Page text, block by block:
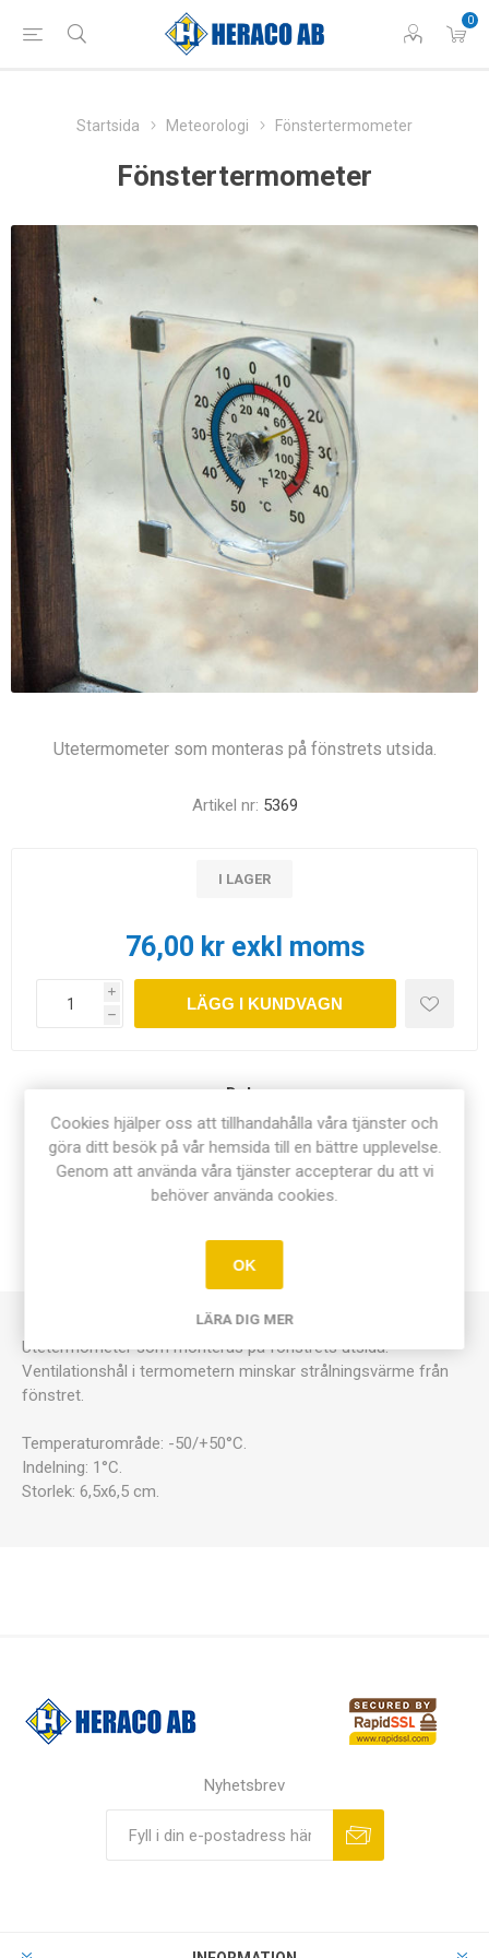
0
Startsida Meteorologi Fönstertermometer
Fönstertermometer
Utetermometer som monteras på fönstrets utsida.
Artikel nr: 5369
I LAGER
76,00 kr exkl moms
i
h
LÄGG I KUNDVAGN
Dela:
KONTAKTA OSS
Utetermometer som monteras på fönstrets utsida.
Ventilationshål i termometern minskar strålningsvärme från
fönstret.
Temperaturområde: -50/+50°C.
Indelning: 1°C.
Storlek: 6,5x6,5 cm.
Nyhetsbrev
Cookies hjälper oss att tillhandahålla våra tjänster och
göra ditt besök på vår hemsida till en bättre upplevelse.
Genom att använda våra tjänster accepterar du att vi
behöver använda cookies.
OK
LÄRA DIG MER